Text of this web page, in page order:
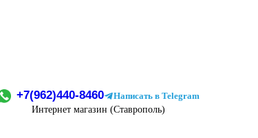
+7(962)440-8460
Написать в Telegram
Интернет магазин (Ставрополь)